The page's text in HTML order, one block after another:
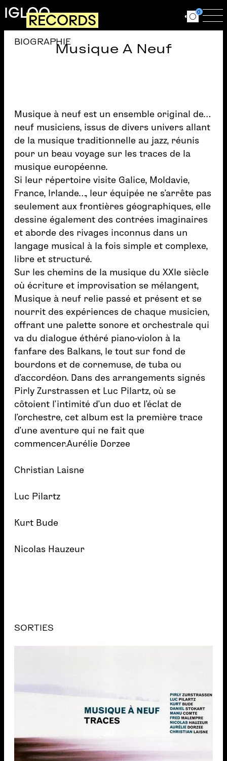
Aller au contenu principal
IGLOORECORDS Ouvrir le
0
Musique A Neuf
BIOGRAPHIE
Musique à neuf est un ensemble original de…
neuf musiciens, issus de divers univers allant
de la musique traditionnelle au jazz, réunis
pour un beau voyage sur les traces de la
musique européenne.
Si leur répertoire visite Galice, Moldavie,
France, Irlande…, leur équipée ne s’arrête pas
seulement aux frontières géographiques, elle
dessine également des contrées imaginaires
et aborde des rivages inconnus dans un
langage musical à la fois simple et complexe,
libre et structuré.
Sur les chemins de la musique du XXIe siècle
où écriture et improvisation se mélangent,
Musique à neuf relie passé et présent et se
nourrit des expériences de chaque musicien,
offrant une palette sonore et orchestrale qui
va du dialogue éthéré piano-violon à la
fanfare des Balkans, le tout sur fond de
bourdons et de cornemuse, de tuba ou
d’accordéon. Dans des arrangements signés
Pirly Zurstrassen et Luc Pilartz, où se
côtoient l’intimité d’un duo et l’éclat de
l’orchestre, cet album est la première trace
d’une aventure qui ne fait que
commencer.Aurélie Dorzee
Christian Laisne
Luc Pilartz
Kurt Bude
Nicolas Hauzeur
SORTIES